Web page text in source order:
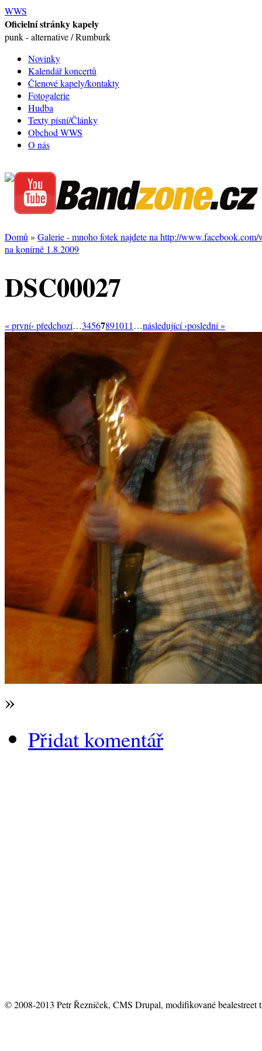
WWS
Oficielní stránky kapely
punk - alternative / Rumburk
Novinky
Kalendář koncertů
Členové kapely/kontakty
Fotogalerie
Hudba
Texty písní/Články
Obchod WWS
O nás
Domů » Galerie - mnoho fotek najdete na http://www.facebook.com/
na konírně 1.8.2009
DSC00027
« první‹ předchozí…34567891011 …následující ›poslední »
»
Přidat komentář
© 2008-2013 Petr Řezníček, CMS Drupal, modifikované bealestreet